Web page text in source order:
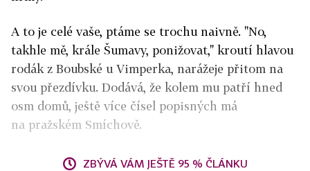
A to je celé vaše, ptáme se trochu naivně. "No,
takhle mě, krále Šumavy, ponižovat," kroutí hlavou
rodák z Boubské u Vimperka, narážeje přitom na
svou přezdívku. Dodává, že kolem mu patří hned
osm domů, ještě více čísel popisných má
na pražském Smíchově.
ZBÝVÁ VÁM JEŠTĚ 95 % ČLÁNKU